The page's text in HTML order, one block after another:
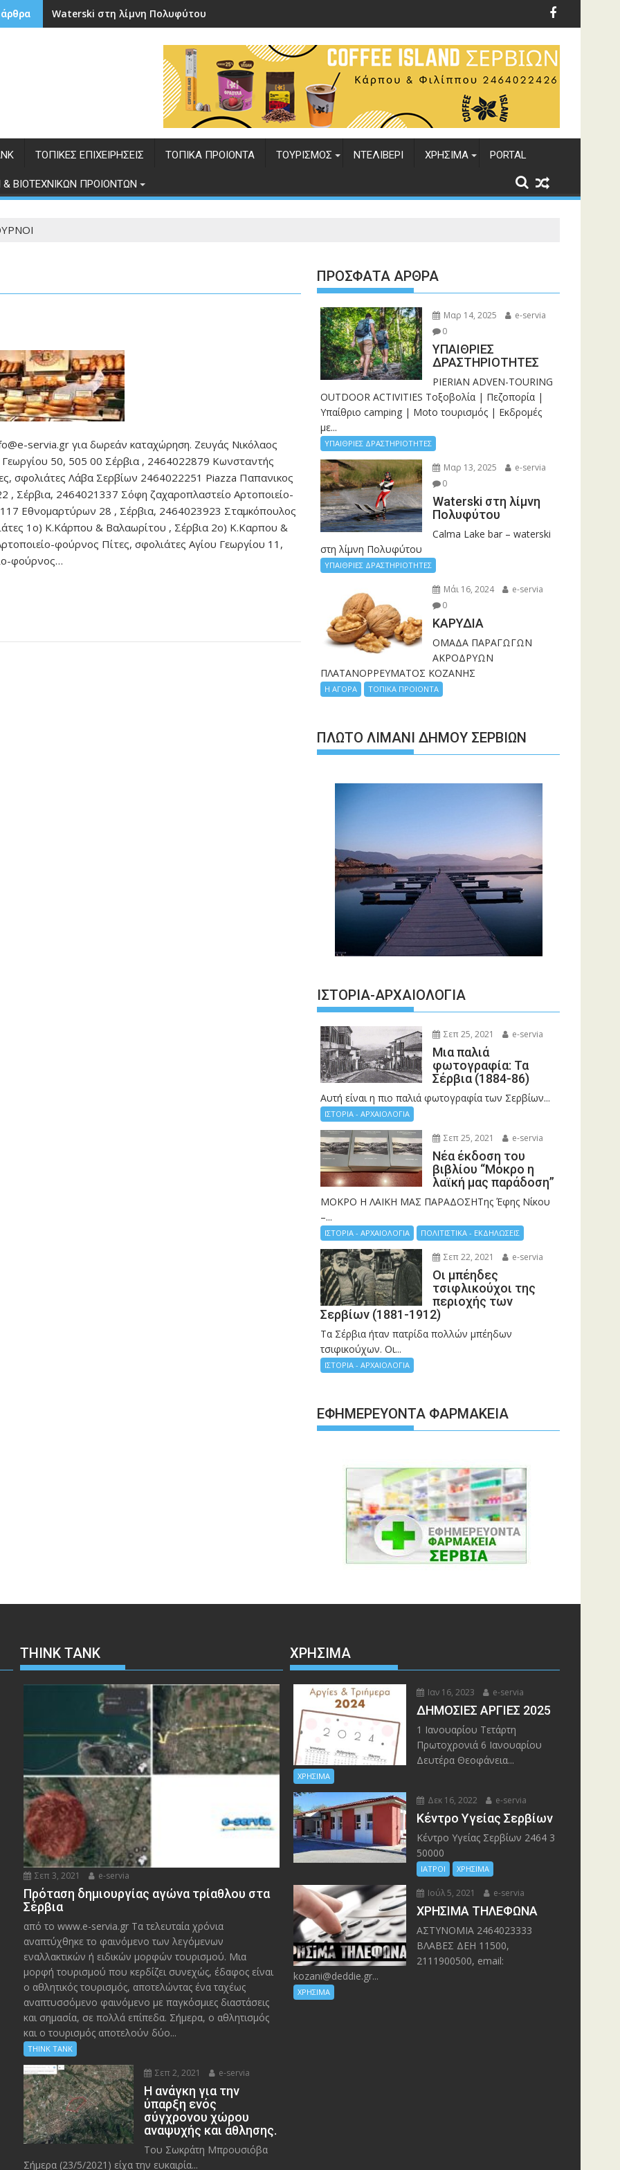
Waterski στη λίμνη Πολυφύτου
ΤΟΠΙΚΕΣ ΕΠΙΧΕΙΡΗΣΕΙΣ ΤΟΠΙΚΑ ΠΡΟΙΟΝΤΑ ΤΟΥΡΙΣΜΟΣ ΝΤΕΛΙΒΕΡΙ ΧΡΗΣΙΜΑ PORTAL
ΒΙΟΤΕΧΝΙΚΩΝ ΠΡΟΙΟΝΤΩΝ
servia.gr για δωρεάν καταχώρηση. Ζευγάς Νικόλαος
Γεωργίου 50, 505 00 Σέρβια , 2464022879 Κωνσταντής
σφολιάτες Λάβα Σερβίων 2464022251 Piazza Παπανικος
, Σέρβια, 2464021337 Σόφη ζαχαροπλαστείο Αρτοποιείο-
Εθνομαρτύρων 28 , Σέρβια, 2464023923 Σταμκόπουλος
1ο) Κ.Κάρπου & Βαλαωρίτου , Σέρβια 2ο) Κ.Καρπου &
φούρνος Πίτες, σφολιάτες Αγίου Γεωργίου 11,
φούρνος…
ΠΡΌΣΦΑΤΑ ΆΡΘΡΑ
Μαρ 14, 2025
e-servia
0
ΥΠΑΙΘΡΙΕΣ
ΔΡΑΣΤΗΡΙΟΤΗΤΕΣ
PIERIAN ADVEN-TOURING
OUTDOOR ACTIVITIES Τοξοβολία | Πεζοπορία |
Υπαίθριο camping | Moto τουρισμός | Εκδρομές
με...
ΥΠΑΙΘΡΙΕΣ ΔΡΑΣΤΗΡΙΟΤΗΤΕΣ
Μαρ 13, 2025
e-servia
0
Waterski στη λίμνη
Πολυφύτου
Calma Lake bar – waterski
στη λίμνη Πολυφύτου
ΥΠΑΙΘΡΙΕΣ ΔΡΑΣΤΗΡΙΟΤΗΤΕΣ
Μάι 16, 2024
e-servia
0
ΚΑΡΥΔΙΑ
ΟΜΑΔΑ ΠΑΡΑΓΩΓΩΝ
ΑΚΡΟΔΡΥΩΝ
ΠΛΑΤΑΝΟΡΡΕΥΜΑΤΟΣ ΚΟΖΑΝΗΣ
Η ΑΓΟΡΑ ΤΟΠΙΚΑ ΠΡΟΙΟΝΤΑ
ΠΛΩΤΌ ΛΙΜΆΝΙ ΔΉΜΟΥ ΣΕΡΒΊΩΝ
ΙΣΤΟΡΊΑ-ΑΡΧΑΙΟΛΟΓΊΑ
Σεπ 25, 2021 e-servia
Μια παλιά
φωτογραφία: Τα
Σέρβια (1884-86)
Αυτή είναι η πιο παλιά φωτογραφία των Σερβίων...
ΙΣΤΟΡΙΑ - ΑΡΧΑΙΟΛΟΓΙΑ
Σεπ 25, 2021 e-servia
Νέα έκδοση του
βιβλίου “Μόκρο η
λαϊκή μας παράδοση”
ΜΟΚΡΟ Η ΛΑΙΚΗ ΜΑΣ ΠΑΡΑΔΟΣΗΤης Έφης Νίκου
–...
ΙΣΤΟΡΙΑ - ΑΡΧΑΙΟΛΟΓΙΑ ΠΟΛΙΤΙΣΤΙΚΑ - ΕΚΔΗΛΩΣΕΙΣ
Σεπ 22, 2021 e-servia
Οι μπέηδες
τσιφλικούχοι της
περιοχής των
Σερβίων (1881-1912)
Τα Σέρβια ήταν πατρίδα πολλών μπέηδων
τσιφικούχων. Οι...
ΙΣΤΟΡΙΑ - ΑΡΧΑΙΟΛΟΓΙΑ
ΕΦΗΜΕΡΕΎΟΝΤΑ ΦΑΡΜΑΚΕΊΑ
THINK TANK
Σεπ 3, 2021 e-servia
Πρόταση δημιουργίας αγώνα τρίαθλου στα
Σέρβια
από το www.e-servia.gr Τα τελευταία χρόνια
αναπτύχθηκε το φαινόμενο των λεγόμενων
εναλλακτικών ή ειδικών μορφών τουρισμού. Μια
μορφή τουρισμού που κερδίζει συνεχώς, έδαφος είναι
ο αθλητικός τουρισμός, αποτελώντας ένα ταχέως
αναπτυσσόμενο φαινόμενο με παγκόσμιες διαστάσεις
και σημασία, σε πολλά επίπεδα. Σήμερα, ο αθλητισμός
και ο τουρισμός αποτελούν δύο...
THINK TANK
Σεπ 2, 2021 e-servia
Η ανάγκη για την
ύπαρξη ενός
σύγχρονου χώρου
αναψυχής και άθλησης.
Του Σωκράτη Μπρουσιόβα
Σήμερα (23/5/2021) είχα την ευκαιρία...
ΧΡΉΣΙΜΑ
Ιαν 16, 2023 e-servia
ΔΗΜΟΣΙΕΣ ΑΡΓΙΕΣ 2025
1 Ιανουαρίου Τετάρτη
Πρωτοχρονιά 6 Ιανουαρίου
Δευτέρα Θεοφάνεια...
ΧΡΗΣΙΜΑ
Δεκ 16, 2022 e-servia
Kέντρο Υγείας Σερβίων
Kέντρο Υγείας Σερβίων 2464 3
50000
ΙΑΤΡΟΙ ΧΡΗΣΙΜΑ
Ιούλ 5, 2021 e-servia
ΧΡΗΣΙΜΑ ΤΗΛΕΦΩΝΑ
ΑΣΤΥΝΟΜΙΑ 2464023333
ΒΛΑΒΕΣ ΔΕΗ 11500,
2111900500, email:
kozani@deddie.gr...
ΧΡΗΣΙΜΑ